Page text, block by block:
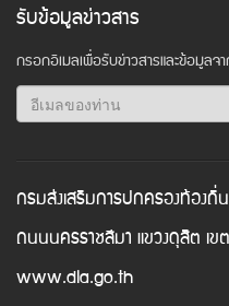
รับข้อมูลข่าวสาร
กรอกอีเมลเพื่อรับข่าวสารและข้อมูลจ
กรมส่งเสริมการปกครองท้องถิ่น
ถนนนครราชสีมา แขวงดุสิต เ
www.dla.go.th